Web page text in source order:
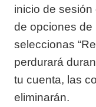
inicio de
de opciones de
seleccionas
perdurará
tu cuenta, las
eliminarán.